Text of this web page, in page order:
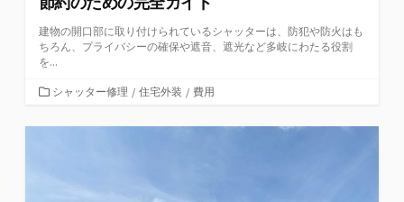
建物の開口部に取り付けられているシャッターは、防犯や防火はも
ちろん、プライバシーの確保や遮音、遮光など多岐にわたる役割
を...
カ
ゴ
シャッター修理 / 住宅外装 / 費用